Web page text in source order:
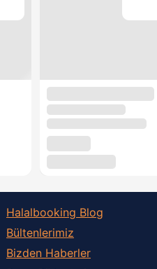
Halalbooking Blog
Bültenlerimiz
Bizden Haberler